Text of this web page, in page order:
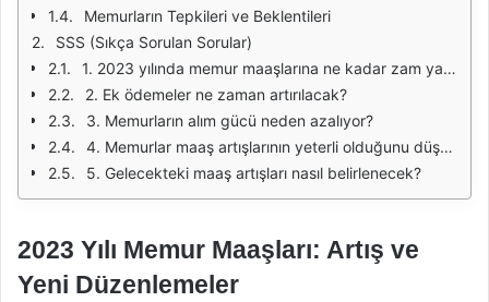
Memurların Tepkileri ve Beklentileri
SSS (Sıkça Sorulan Sorular)
1. 2023 yılında memur maaşlarına ne kadar zam yapıldı?
2. Ek ödemeler ne zaman artırılacak?
3. Memurların alım gücü neden azalıyor?
4. Memurlar maaş artışlarının yeterli olduğunu düşünüyor mu?
5. Gelecekteki maaş artışları nasıl belirlenecek?
2023 Yılı Memur Maaşları: Artış ve
Yeni Düzenlemeler